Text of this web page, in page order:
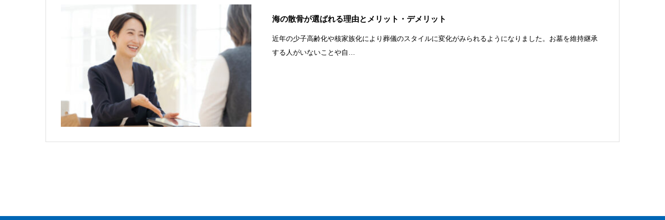
海の散骨が選ばれる理由とメリット・デメリット
近年の少子高齢化や核家族化により葬儀のスタイルに変化がみられるようになりました。お墓を維持継承
する人がいないことや自…